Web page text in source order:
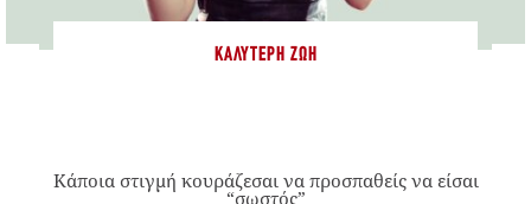
ΚΑΛΎΤΕΡΗ ΖΩΉ
Κάποια στιγμή κουράζεσαι να προσπαθείς να είσαι
“σωστός”